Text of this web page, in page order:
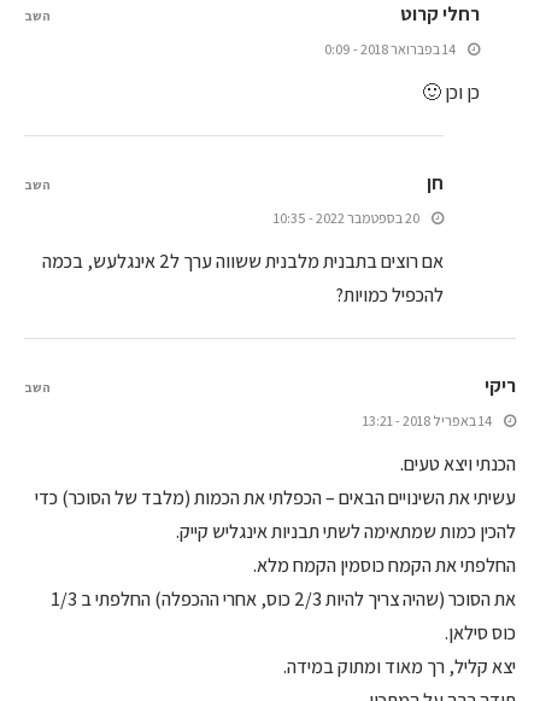
רחלי קרוט
14 בפברואר 2018 - 0:09
כן וכן 🙂
השב
חן
20 בספטמבר 2022 - 10:35
אם רוצים בתבנית מלבנית ששווה ערך ל2 אינגלעש, בכמה
להכפיל כמויות?
השב
ריקי
14 באפריל 2018 - 13:21
הכנתי ויצא טעים.
עשיתי את השינויים הבאים – הכפלתי את הכמות (מלבד של הסוכר) כדי
להכין כמות שמתאימה לשתי תבניות אינגליש קייק.
החלפתי את הקמח כוסמין הקמח מלא.
את הסוכר (שהיה צריך להיות 2/3 כוס, אחרי ההכפלה) החלפתי ב 1/3
כוס סילאן.
יצא קליל, רך מאוד ומתוק במידה.
השב